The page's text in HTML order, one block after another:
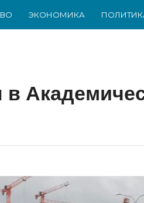
ЭКОНОМИКА